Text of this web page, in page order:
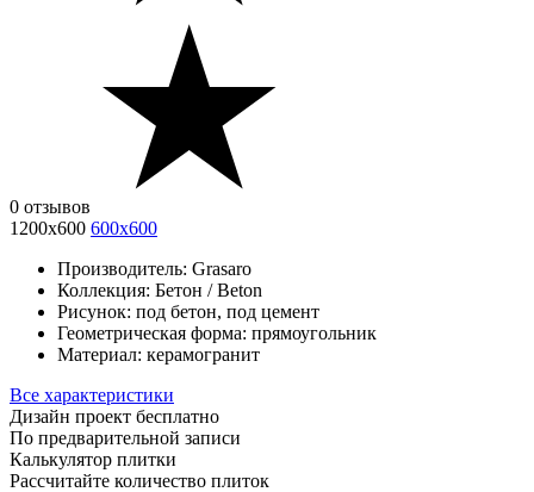
0 отзывов
1200x600 600х600
Производитель: Grasaro
Коллекция: Бетон / Beton
Рисунок: под бетон, под цемент
Геометрическая форма: прямоугольник
Материал: керамогранит
Все характеристики
Дизайн проект бесплатно
По предварительной записи
Калькулятор плитки
Рассчитайте количество плиток